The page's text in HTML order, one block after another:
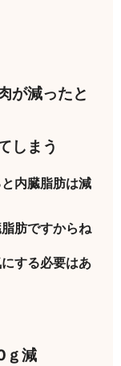
が減ったと
しまう
内臓脂肪は減
肪ですからね
する必要はあ
ｇ減